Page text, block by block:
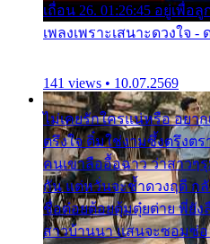
เถื่อน 26. 01:26:45 อยู่เพื่อลู
เพลงเพราะเสนาะดวงใจ -
141 views • 10.07.2569
ไม่เคยรักใครแน่หรือ อยา
ตรึงใจ ติ๋มใช่งามซึ้งตรึงต
คนเขาลืออื้อฉาว ว่าสาวๆ
กัน แต่หวั่นจะช้ำดวงฤดี
ชื่อต๋อยต้อยตุ้มตุ๋ยต่าย พี่ยัง
สาวบ้านนา แสนจะซอมซ่